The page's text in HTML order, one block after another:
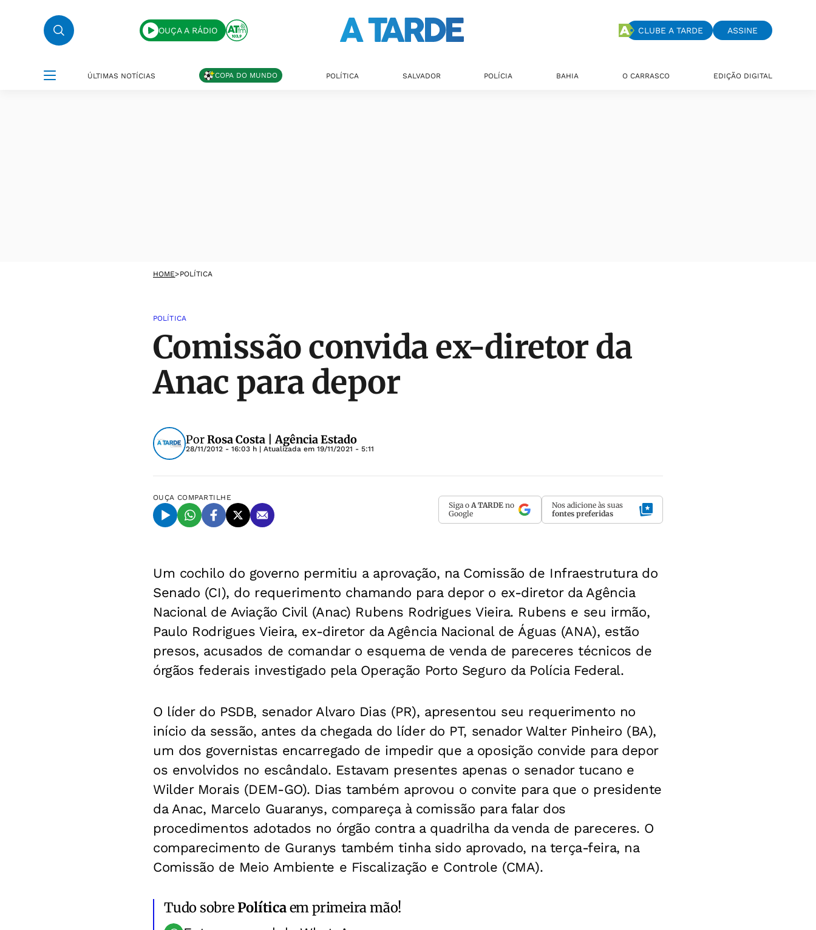
OUÇA A RÁDIO CLUBE A TARDE ASSINE
ÚLTIMAS NOTÍCIAS COPA DO MUNDO POLÍTICA SALVADOR POLÍCIA BAHIA O CARRASCO EDIÇÃO DIGITAL
HOME>POLÍTICA
POLÍTICA
Comissão convida ex-diretor da
Anac para depor
PorRosa Costa | Agência Estado
28/11/2012 - 16:03 h | Atualizada em 19/11/2021 - 5:11
OUÇA COMPARTILHE
Siga o A TARDE no
Google
Nos adicione às suas
fontes preferidas
Um cochilo do governo permitiu a aprovação, na Comissão de Infraestrutura do
Senado (CI), do requerimento chamando para depor o ex-diretor da Agência
Nacional de Aviação Civil (Anac) Rubens Rodrigues Vieira. Rubens e seu irmão,
Paulo Rodrigues Vieira, ex-diretor da Agência Nacional de Águas (ANA), estão
presos, acusados de comandar o esquema de venda de pareceres técnicos de
órgãos federais investigado pela Operação Porto Seguro da Polícia Federal.
O líder do PSDB, senador Alvaro Dias (PR), apresentou seu requerimento no
início da sessão, antes da chegada do líder do PT, senador Walter Pinheiro (BA),
um dos governistas encarregado de impedir que a oposição convide para depor
os envolvidos no escândalo. Estavam presentes apenas o senador tucano e
Wilder Morais (DEM-GO). Dias também aprovou o convite para que o presidente
da Anac, Marcelo Guaranys, compareça à comissão para falar dos
procedimentos adotados no órgão contra a quadrilha da venda de pareceres. O
comparecimento de Guranys também tinha sido aprovado, na terça-feira, na
Comissão de Meio Ambiente e Fiscalização e Controle (CMA).
Tudo sobrePolíticaem primeira mão!